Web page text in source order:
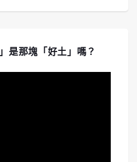
是那塊「好土」嗎？